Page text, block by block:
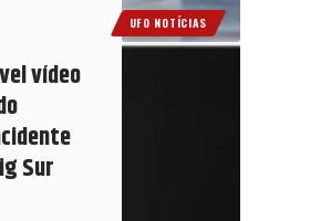
UFO NOTÍCIAS
vídeo
Sur